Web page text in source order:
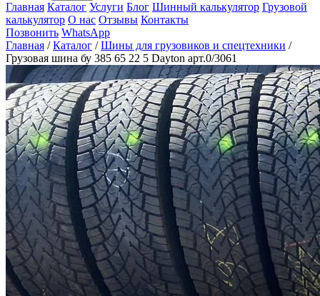
Главная Каталог Услуги Блог Шинный калькулятор Грузовой
калькулятор О нас Отзывы Контакты
Позвонить WhatsApp
Главная / Каталог / Шины для грузовиков и спецтехники /
Грузовая шина бу 385 65 22 5 Dayton арт.0/3061